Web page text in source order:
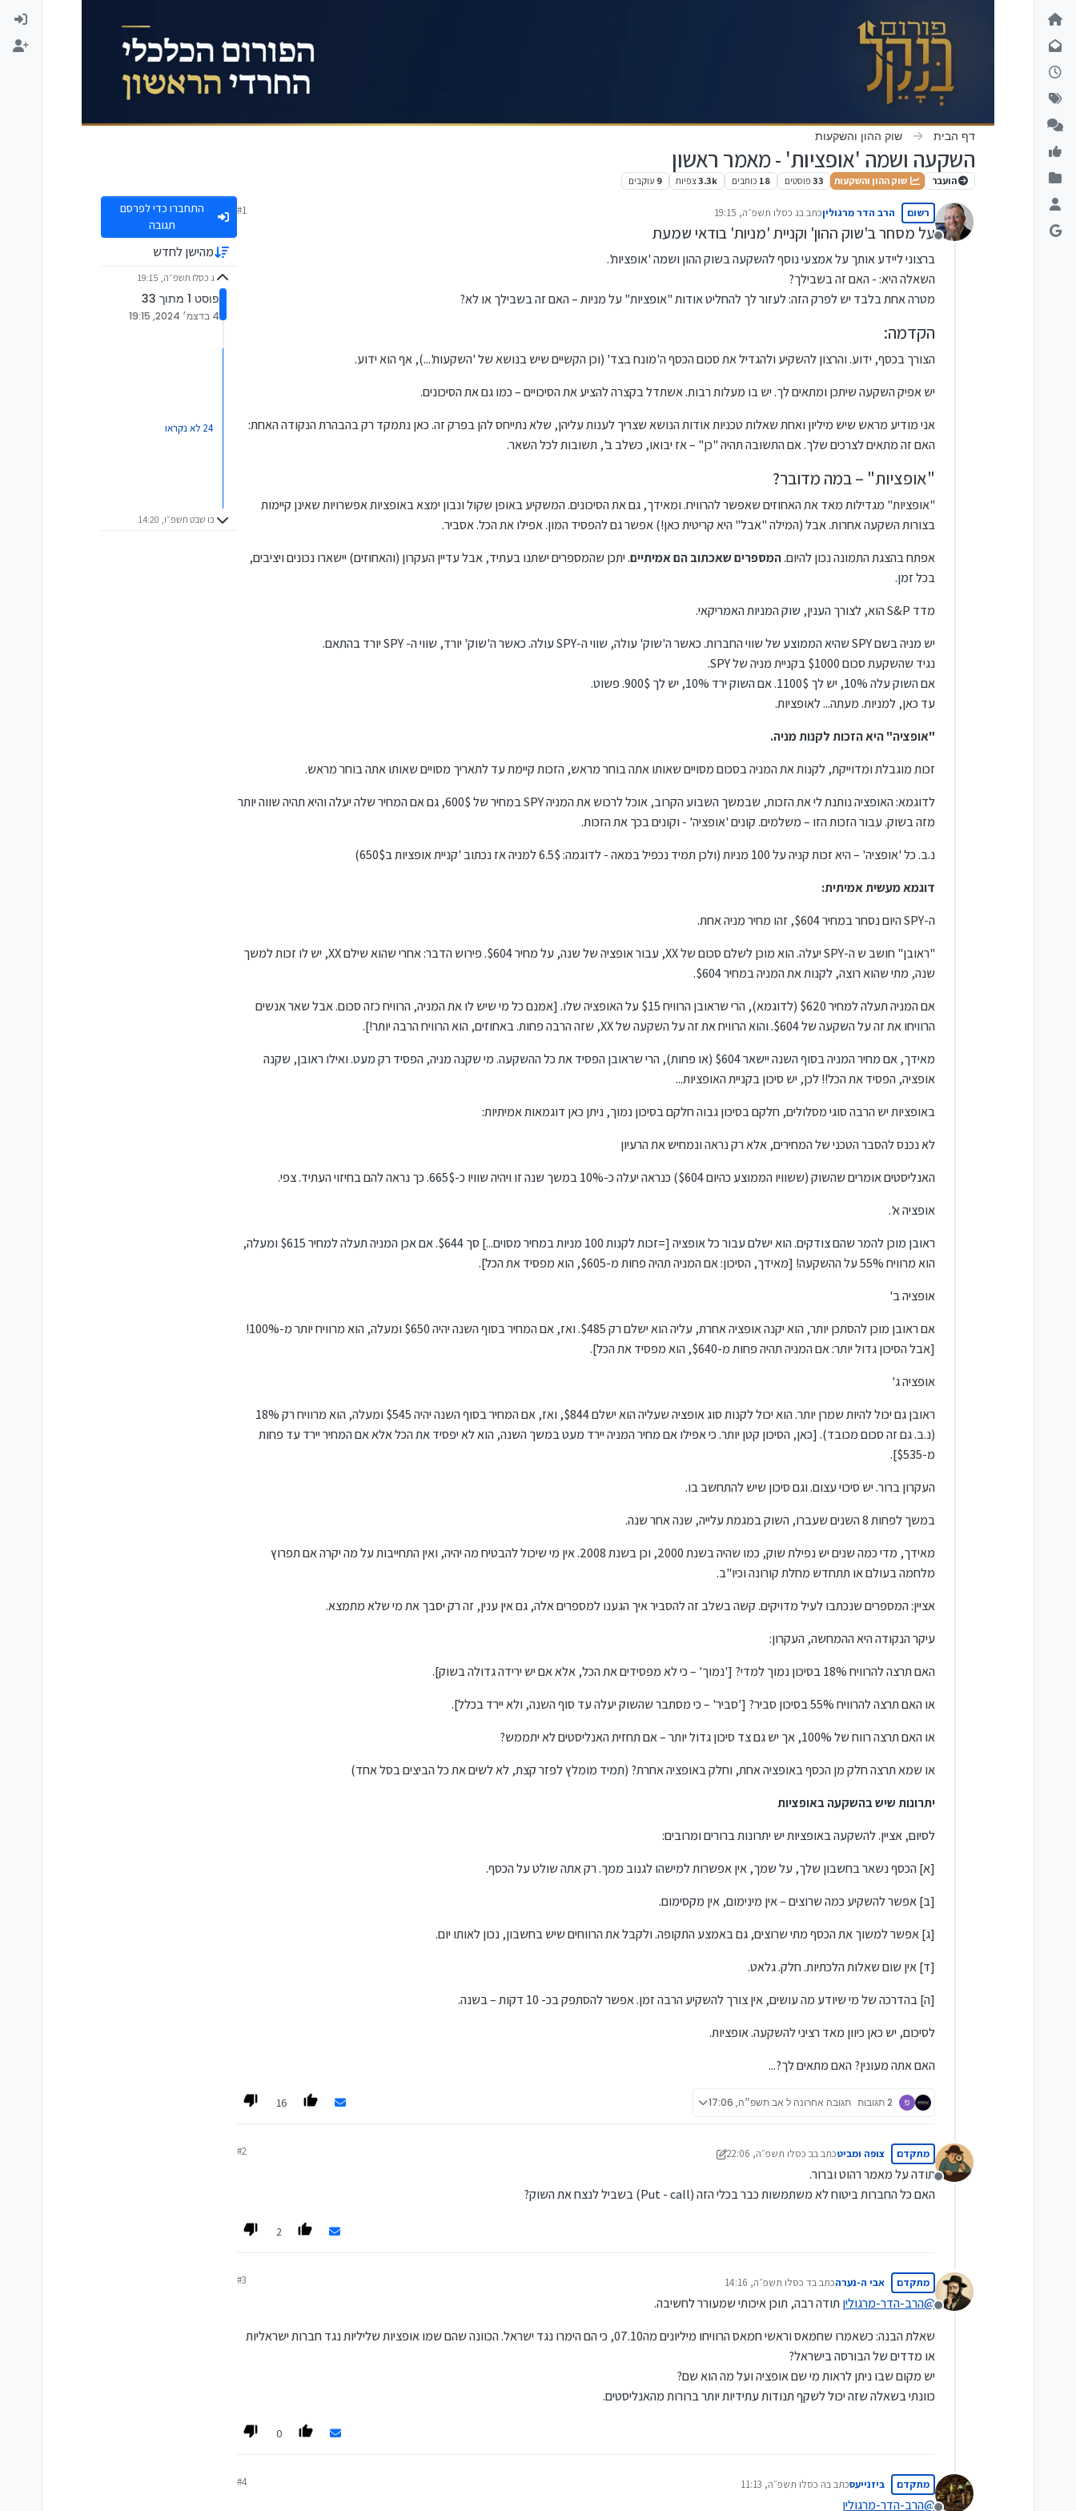
דילוג לתוכן
דף הבית שוק ההון והשקעות
השקעה ושמה 'אופציות' - מאמר ראשון
הועבר שוק ההון והשקעות 33 פוסטים 18 כותבים 3.3kצפיות 9 עוקבים
מנותק
רשום הרב הדר מרגוליןכתב בג כסלו תשפ״ה, 19:15
נערך לאחרונה על ידי
#1
על מסחר ב'שוק ההון' וקניית 'מניות' בודאי שמעת
ברצוני ליידע אותך על אמצעי נוסף להשקעה בשוק ההון ושמה 'אופציות'.
השאלה היא: - האם זה בשבילך?
מטרה אחת בלבד יש לפרק הזה: לעזור לך להחליט אודות "אופציות" על מניות – האם זה בשבילך או לא?
הקדמה:
הצורך בכסף, ידוע. והרצון להשקיע ולהגדיל את סכום הכסף ה'מונח בצד' (וכן הקשיים שיש בנושא של 'השקעות'...), אף הוא ידוע.
יש אפיק השקעה שיתכן ומתאים לך. יש בו מעלות רבות. אשתדל בקצרה להציע את הסיכויים – כמו גם את הסיכונים.
אני מודיע מראש שיש מיליון ואחת שאלות טכניות אודות הנושא שצריך לענות עליהן, שלא נתייחס להן בפרק זה. כאן נתמקד רק בהבהרת הנקודה האחת:
האם זה מתאים לצרכים שלך. אם התשובה תהיה "כן" – אז יבואו, כשלב ב', תשובות לכל השאר.
"אופציות" – במה מדובר?
"אופציות" מגדילות מאד את האחוזים שאפשר להרוויח. ומאידך, גם את הסיכונים. המשקיע באופן שקול ונבון ימצא באופציות אפשרויות שאינן קיימות
בצורות השקעה אחרות. אבל (המילה "אבל" היא קריטית כאן!) אפשר גם להפסיד המון. אפילו את הכל. אסביר.
אפתח בהצגת התמונה נכון להיום.המספרים שאכתוב הם אמיתיים. יתכן שהמספרים ישתנו בעתיד, אבל עדיין העקרון (והאחוזים) יישארו נכונים ויציבים,
בכל זמן.
מדד S&P הוא, לצורך הענין, שוק המניות האמריקאי.
יש מניה בשם SPY שהיא הממוצע של שווי החברות. כאשר ה'שוק' עולה, שווי ה-SPY עולה. כאשר ה'שוק' יורד, שווי ה- SPY יורד בהתאם.
נגיד שהשקעת סכום $1000 בקניית מניה של SPY.
אם השוק עלה 10%, יש לך 1100$. אם השוק ירד 10%, יש לך 900$. פשוט.
עד כאן, למניות. מעתה... לאופציות.
"אופציה" היא הזכות לקנות מניה.
זכות מוגבלת ומדוייקת, לקנות את המניה בסכום מסויים שאותו אתה בוחר מראש, הזכות קיימת עד לתאריך מסויים שאותו אתה בוחר מראש.
לדוגמא: האופציה נותנת לי את הזכות, שבמשך השבוע הקרוב, אוכל לרכוש את המניה SPY במחיר של 600$, גם אם המחיר שלה יעלה והיא תהיה שווה יותר
מזה בשוק. עבור הזכות הזו – משלמים. קונים 'אופציה' - וקונים בכך את הזכות.
נ.ב. כל 'אופציה' – היא זכות קניה על 100 מניות (ולכן תמיד נכפיל במאה - לדוגמה: 6.5$ למניה אז נכתוב 'קניית אופציות ב650$)
דוגמא מעשית אמיתית:
ה-SPY היום נסחר במחיר $604, זהו מחיר מניה אחת.
"ראובן" חושב ש ה-SPY יעלה. הוא מוכן לשלם סכום של XX, עבור אופציה של שנה, על מחיר $604. פירוש הדבר: אחרי שהוא שילם XX, יש לו זכות למשך
שנה, מתי שהוא רוצה, לקנות את המניה במחיר $604.
אם המניה תעלה למחיר $620 (לדוגמא), הרי שראובן הרוויח $15 על האופציה שלו. [אמנם כל מי שיש לו את המניה, הרוויח כזה סכום. אבל שאר אנשים
הרוויחו את זה על השקעה של $604. והוא הרוויח את זה על השקעה של XX, שזה הרבה פחות. באחוזים, הוא הרוויח הרבה יותר!].
מאידך, אם מחיר המניה בסוף השנה יישאר $604 (או פחות), הרי שראובן הפסיד את כל ההשקעה. מי שקנה מניה, הפסיד רק מעט. ואילו ראובן, שקנה
אופציה, הפסיד את הכל!! לכן, יש סיכון בקניית האופציות...
באופציות יש הרבה סוגי מסלולים, חלקם בסיכון גבוה חלקם בסיכון נמוך, ניתן כאן דוגמאות אמיתיות:
לא נכנס להסבר הטכני של המחירים, אלא רק נראה ונמחיש את הרעיון
האנליסטים אומרים שהשוק (ששוויו הממוצע כהיום $604) כנראה יעלה כ-10% במשך שנה זו ויהיה שוויו כ-665$. כך נראה להם בחיזוי העתיד. צפי.
אופציה א'.
ראובן מוכן להמר שהם צודקים. הוא ישלם עבור כל אופציה [=זכות לקנות 100 מניות במחיר מסוים...] סך $644. אם אכן המניה תעלה למחיר $615 ומעלה,
הוא מרוויח 55% על ההשקעה! [מאידך, הסיכון: אם המניה תהיה פחות מ-$605, הוא מפסיד את הכל].
אופציה ב'
אם ראובן מוכן להסתכן יותר, הוא יקנה אופציה אחרת, עליה הוא ישלם רק $485. ואז, אם המחיר בסוף השנה יהיה $650 ומעלה, הוא מרוויח יותר מ-100%!
[אבל הסיכון גדול יותר: אם המניה תהיה פחות מ-$640, הוא מפסיד את הכל].
אופציה ג'
ראובן גם יכול להיות שמרן יותר. הוא יכול לקנות סוג אופציה שעליה הוא ישלם $844, ואז, אם המחיר בסוף השנה יהיה $545 ומעלה, הוא מרוויח רק 18%
(נ.ב. גם זה סכום מכובד). [כאן, הסיכון קטן יותר. כי אפילו אם מחיר המניה יירד מעט במשך השנה, הוא לא יפסיד את הכל אלא אם המחיר יירד עד פחות
מ-$535].
העקרון ברור. יש סיכוי עצום. וגם סיכון שיש להתחשב בו.
במשך לפחות 8 השנים שעברו, השוק במגמת עלייה, שנה אחר שנה.
מאידך, מדי כמה שנים יש נפילת שוק, כמו שהיה בשנת 2000, וכן בשנת 2008. אין מי שיכול להבטיח מה יהיה, ואין התחייבות על מה יקרה אם תפרוץ
מלחמה בעולם או תתחדש מחלת קורונה וכיו"ב.
אציין: המספרים שנכתבו לעיל מדויקים. קשה בשלב זה להסביר איך הגענו למספרים אלה, גם אין ענין, זה רק יסבך את מי שלא מתמצא.
עיקר הנקודה היא ההמחשה, העקרון:
האם תרצה להרוויח 18% בסיכון נמוך למדי? ['נמוך' – כי לא מפסידים את הכל, אלא אם יש ירידה גדולה בשוק].
או האם תרצה להרוויח 55% בסיכון סביר? ['סביר' – כי מסתבר שהשוק יעלה עד סוף השנה, ולא יירד בכלל].
או האם תרצה רווח של 100%, אך יש גם צד סיכון גדול יותר – אם תחזית האנליסטים לא יתממש?
או שמא תרצה חלק מן הכסף באופציה אחת, וחלק באופציה אחרת? (תמיד מומלץ לפזר קצת, לא לשים את כל הביצים בסל אחד)
יתרונות שיש בהשקעה באופציות
לסיום, אציין. להשקעה באופציות יש יתרונות ברורים ומרובים:
[א] הכסף נשאר בחשבון שלך, על שמך, אין אפשרות למישהו לגנוב ממך. רק אתה שולט על הכסף.
[ב] אפשר להשקיע כמה שרוצים – אין מינימום, אין מקסימום.
[ג] אפשר למשוך את הכסף מתי שרוצים, גם באמצע התקופה. ולקבל את הרווחים שיש בחשבון, נכון לאותו יום.
[ד] אין שום שאלות הלכתיות. חלק. גלאט.
[ה] בהדרכה של מי שיודע מה עושים, אין צורך להשקיע הרבה זמן. אפשר להסתפק בכ- 10 דקות – בשנה.
לסיכום, יש כאן כיוון מאד רציני להשקעה. אופציות.
האם אתה מעונין? האם מתאים לך?...
2 תגובות תגובה אחרונה ל אב תשפ״ה, 17:06 16
מנותק
מתקדם צופה ומביטכתב בב כסלו תשפ״ה, 22:06
נערך לאחרונה על ידי צופה ומביט
#2
תודה על מאמר רהוט וברור.
האם כל החברות ביטוח לא משתמשות כבר בכלי הזה (Put - call) בשביל לנצח את השוק?
2
מנותק
מתקדם אבי ה-נערהכתב בד כסלו תשפ״ה, 14:16
נערך לאחרונה על ידי
#3
@הרב-הדר-מרגוליןתודה רבה, תוכן איכותי שמעורר לחשיבה.
שאלת הבנה: כשאמרו שחמאס וראשי חמאס הרוויחו מיליונים מה07.10, כי הם הימרו נגד ישראל. הכוונה שהם שמו אופציות שליליות נגד חברות ישראליות
או מדדים של הבורסה בישראל?
יש מקום שבו ניתן לראות מי שם אופציה ועל מה הוא שם?
כוונתי בשאלה שזה יכול לשקף תנודות עתידיות יותר ברורות מהאנליסטים.
0
מתקדם ביזנייעסכתב בה כסלו תשפ״ה, 11:13
נערך לאחרונה על ידי
#4
@הרב-הדר-מרגולין
התחברו כדי לפרסם
תגובה
מהישן לחדש
ג כסלו תשפ״ה, 19:15
פוסט 1 מתוך 33
4 בדצמ׳ 2024, 19:15
24 לא נקראו
כו שבט תשפ״ו, 14:20